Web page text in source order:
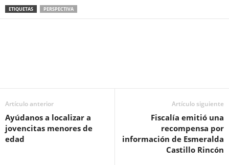
ETIQUETAS PERSPECTIVA
Artículo anterior
Ayúdanos a localizar a
jovencitas menores de
edad
Artículo siguiente
Fiscalía emitió una
recompensa por
información de Esmeralda
Castillo Rincón